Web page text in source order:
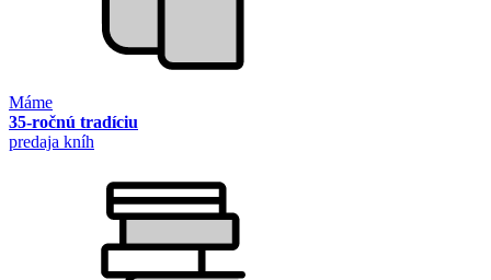
Máme
35-ročnú tradíciu
predaja kníh